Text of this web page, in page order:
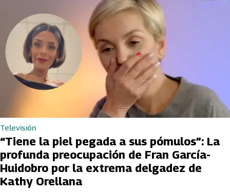
Televisión
“Tiene la piel pegada a sus pómulos”: La
profunda preocupación de Fran García-
Huidobro por la extrema delgadez de
Kathy Orellana